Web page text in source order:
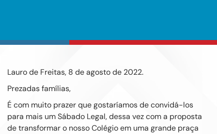
Lauro de Freitas, 8 de agosto de 2022.
Prezadas famílias,
É com muito prazer que gostaríamos de convidá-los
para mais um Sábado Legal, dessa vez com a proposta
de transformar o nosso Colégio em uma grande praça